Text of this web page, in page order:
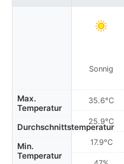
Max.
Temperatur
Durchschnittstemperatur
Min.
Temperatur
Sonnig
35.6°C
25.9°C
17.9°C